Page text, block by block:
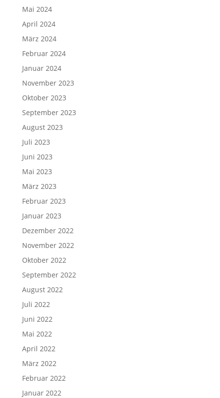
Mai 2024
April 2024
März 2024
Februar 2024
Januar 2024
November 2023
Oktober 2023
September 2023
August 2023
Juli 2023
Juni 2023
Mai 2023
März 2023
Februar 2023
Januar 2023
Dezember 2022
November 2022
Oktober 2022
September 2022
August 2022
Juli 2022
Juni 2022
Mai 2022
April 2022
März 2022
Februar 2022
Januar 2022